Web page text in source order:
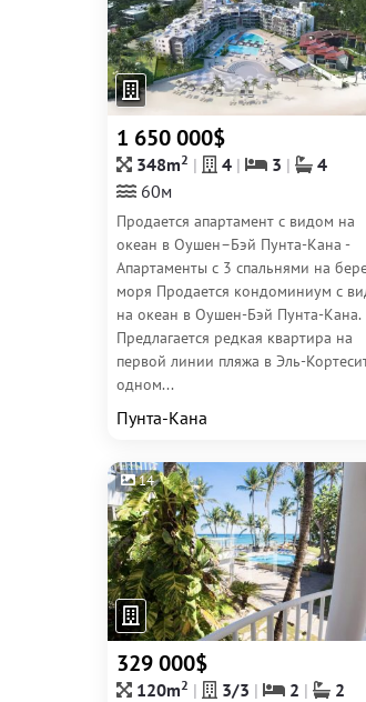
1 650 000$
348m2 4 3
4
60м
Продается апартамент с видом на
океан в Оушен–Бэй Пунта-Кана -
Апартаменты с 3 спальнями на
моря Продается кондоминиум с
на океан в Оушен-Бэй Пунта-Кана.
Предлагается редкая квартира на
первой линии пляжа в Эль-
одном...
Пунта-Кана
14
329 000$
120m2 3/3 2
2